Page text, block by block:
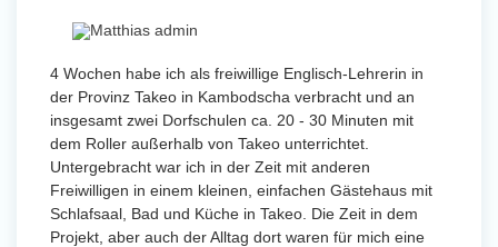
4 Wochen habe ich als freiwillige Englisch-Lehrerin in
der Provinz Takeo in Kambodscha verbracht und an
insgesamt zwei Dorfschulen ca. 20 - 30 Minuten mit
dem Roller außerhalb von Takeo unterrichtet.
Untergebracht war ich in der Zeit mit anderen
Freiwilligen in einem kleinen, einfachen Gästehaus mit
Schlafsaal, Bad und Küche in Takeo. Die Zeit in dem
Projekt, aber auch der Alltag dort waren für mich eine